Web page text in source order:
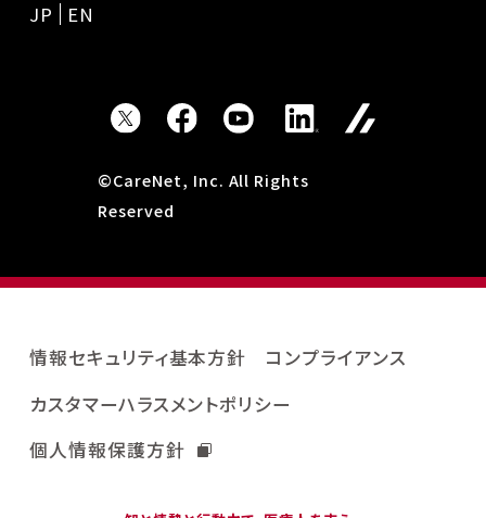
JP EN
©CareNet, Inc. All Rights
Reserved
情報セキュリティ基本方針
コンプライアンス
カスタマーハラスメントポリシー
個人情報保護方針